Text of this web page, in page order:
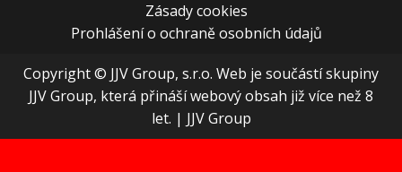
Zásady cookies
Prohlášení o ochraně osobních údajů
Copyright © JJV Group, s.r.o. Web je součástí skupiny
JJV Group, která přináší webový obsah již více než 8
let. | JJV Group